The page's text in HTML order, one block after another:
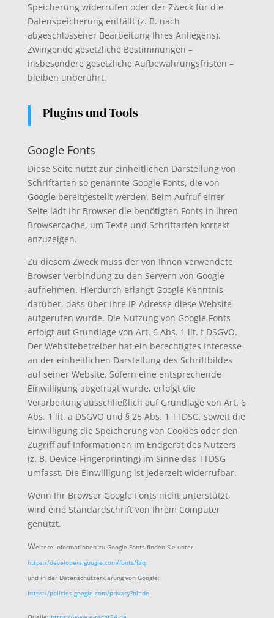
Speicherung widerrufen oder der Zweck für die
Datenspeicherung entfällt (z. B. nach
abgeschlossener Bearbeitung Ihres Anliegens).
Zwingende gesetzliche Bestimmungen –
insbesondere gesetzliche Aufbewahrungsfristen –
bleiben unberührt.
Plugins und Tools
Google Fonts
Diese Seite nutzt zur einheitlichen Darstellung von
Schriftarten so genannte Google Fonts, die von
Google bereitgestellt werden. Beim Aufruf einer
Seite lädt Ihr Browser die benötigten Fonts in ihren
Browsercache, um Texte und Schriftarten korrekt
anzuzeigen.
Zu diesem Zweck muss der von Ihnen verwendete
Browser Verbindung zu den Servern von Google
aufnehmen. Hierdurch erlangt Google Kenntnis
darüber, dass über Ihre IP-Adresse diese Website
aufgerufen wurde. Die Nutzung von Google Fonts
erfolgt auf Grundlage von Art. 6 Abs. 1 lit. f DSGVO.
Der Websitebetreiber hat ein berechtigtes Interesse
an der einheitlichen Darstellung des Schriftbildes
auf seiner Website. Sofern eine entsprechende
Einwilligung abgefragt wurde, erfolgt die
Verarbeitung ausschließlich auf Grundlage von Art. 6
Abs. 1 lit. a DSGVO und § 25 Abs. 1 TTDSG, soweit die
Einwilligung die Speicherung von Cookies oder den
Zugriff auf Informationen im Endgerät des Nutzers
(z. B. Device-Fingerprinting) im Sinne des TTDSG
umfasst. Die Einwilligung ist jederzeit widerrufbar.
Wenn Ihr Browser Google Fonts nicht unterstützt,
wird eine Standardschrift von Ihrem Computer
genutzt.
Weitere Informationen zu Google Fonts finden Sie unter
https://developers.google.com/fonts/faq
und in der Datenschutzerklärung von Google:
https://policies.google.com/privacy?hl=de.